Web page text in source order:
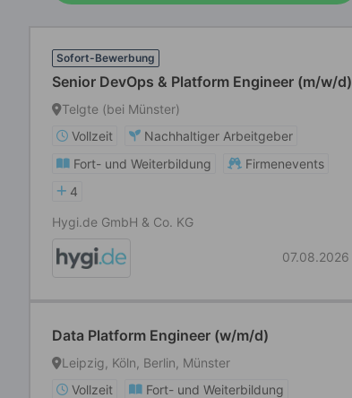
Sofort-Bewerbung
Senior DevOps & Platform Engineer (m/w/d)
Telgte (bei Münster)
Vollzeit
Nachhaltiger Arbeitgeber
Fort- und Weiterbildung
Firmenevents
4
Hygi.de GmbH & Co. KG
07.08.2026
Data Platform Engineer (w/m/d)
Leipzig, Köln, Berlin, Münster
Vollzeit
Fort- und Weiterbildung